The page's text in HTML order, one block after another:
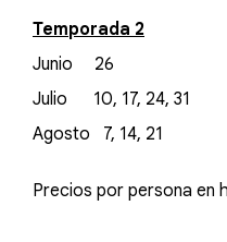
Temporada 2
Junio 26
Julio 10, 17, 24, 31
Agosto 7, 14, 21
Precios por persona en